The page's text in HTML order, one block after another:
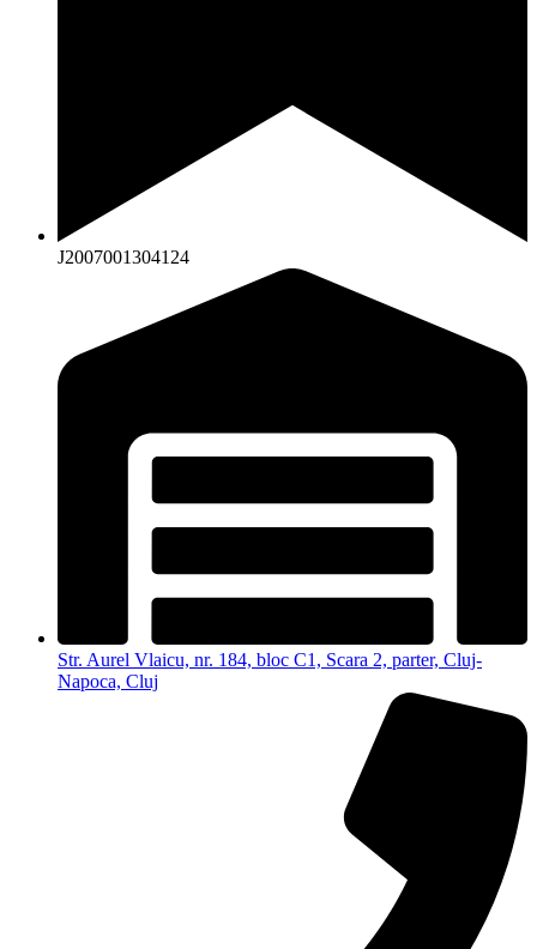
J2007001304124
Str. Aurel Vlaicu, nr. 184, bloc C1, Scara 2, parter, Cluj-
Napoca, Cluj